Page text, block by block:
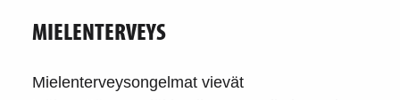
MIELENTERVEYS
Mielenterveysongelmat vievät